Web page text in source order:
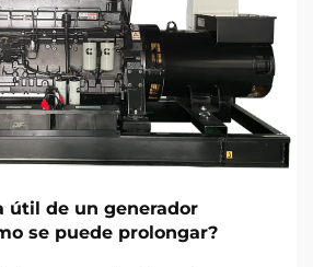
útil de un generador
se puede prolongar?